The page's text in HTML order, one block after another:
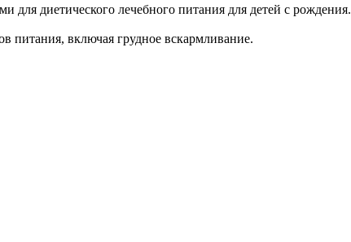
диетического лечебного питания для детей c рождения.
питания, включая грудное вскармливание.